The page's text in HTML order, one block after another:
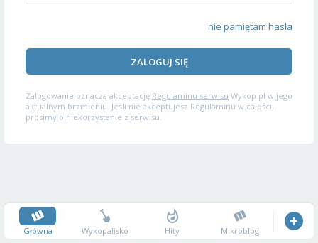
nie pamiętam hasła
ZALOGUJ SIĘ
Zalogowanie oznacza akceptację Regulaminu serwisu Wykop.pl w jego
aktualnym brzmieniu. Jeśli nie akceptujesz Regulaminu w całości,
prosimy o niekorzystanie z serwisu.
Główna Wykopalisko Hity Mikroblog